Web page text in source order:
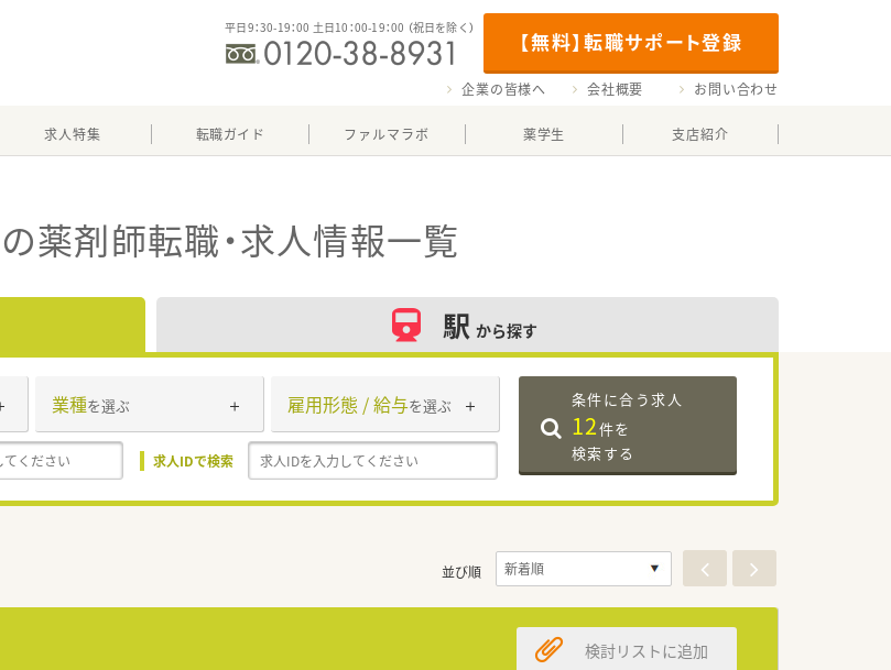
【無料】転職サポート登録
平日9：30-19：00 土日10：00-19：00 （祝日を除く）
企業の皆様へ 会社概要 お問い合わせ
求人特集 転職ガイド ファルマラボ 薬学生 支店紹介
の薬剤師転職・求人情報一覧
駅 から探す
業種を選ぶ 雇用形態 / 給与を選ぶ
求人IDで検索
条件に合う求人
12件を
検索する
並び順
検討リストに追加